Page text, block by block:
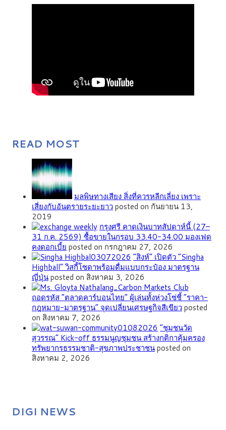
READ MOST
มลพิษทางเสียง สิ่งที่ควรหลีกเลี่ยง เพราะ
เสี่ยงกับอันตรายระยะยาวposted on กันยายน 13,
2019
กรุงศรี คาดเงินบาทสัปดาห์นี้ (27–
31 ก.ค. 2569) ซื้อขายในกรอบ 33.40-34.00 มองเฟด
คงดอกเบี้ย posted on กรกฎาคม 27, 2026
“สิงห์” เปิดตัว “Singha
Highball” วิสกี้โซดาพร้อมดื่มแบบกระป๋อง มาตรฐาน
ญี่ปุ่นposted on สิงหาคม 3, 2026
ถอดรหัส “ตลาดคาร์บอนไทย” ผู้เล่นทั้งห่วงโซ่ชี้ “ราคา-
กฎหมาย-มาตรฐาน” จุดเปลี่ยนเศรษฐกิจสีเขียวposted
on สิงหาคม 7, 2026
”ชุมชนวัด
สุวรรณ” Kick-off ธรรมนูญชุมชน สร้างกติกาคุ้มครอง
ทรัพยากรธรรมชาติ-สุขภาพประชาชนposted on
สิงหาคม 2, 2026
DIGI NEWS